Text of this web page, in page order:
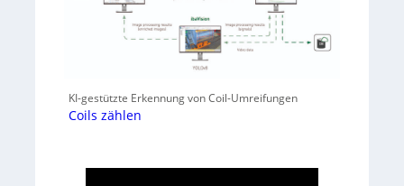
KI-gestützte Erkennung von Coil-Umreifungen
Coils zählen